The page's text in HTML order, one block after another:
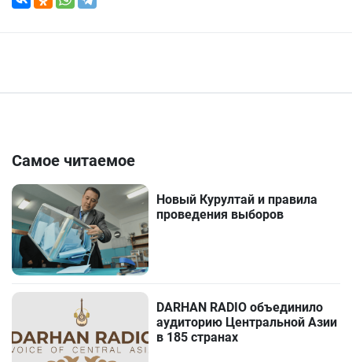
Самое читаемое
Новый Курултай и правила
проведения выборов
DARHAN RADIO объединило
аудиторию Центральной Азии
в 185 странах